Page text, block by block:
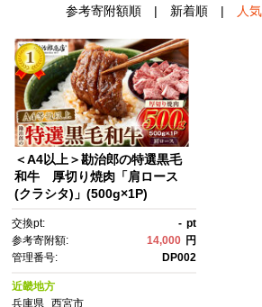
参考寄附額順| 新着順| 人
＜A4以上＞勘治郎の特選黒毛
和牛 厚切り焼肉「肩ロース
(クラシタ)」(500g×1P)
交換pt: - pt
参考寄附額:
14,000 円
管理番号:
DP002
近畿地方
兵庫県
西宮市